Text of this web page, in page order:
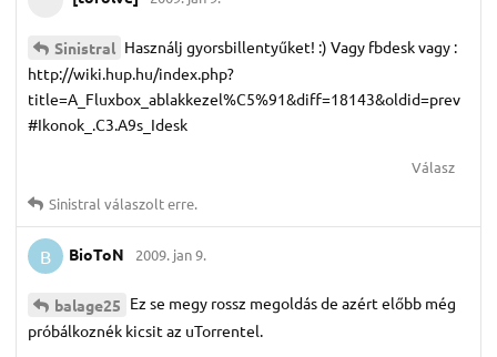
Sinistral Használj gyorsbillentyűket! :) Vagy fbdesk vagy :
http://wiki.hup.hu/index.php?
title=A_Fluxbox_ablakkezel%C5%91&diff=18143&oldid=prev
#Ikonok_.C3.A9s_Idesk
Válasz
Sinistral válaszolt erre.
B BioToN 2009. jan 9.
balage25 Ez se megy rossz megoldás de azért előbb még
próbálkoznék kicsit az uTorrentel.